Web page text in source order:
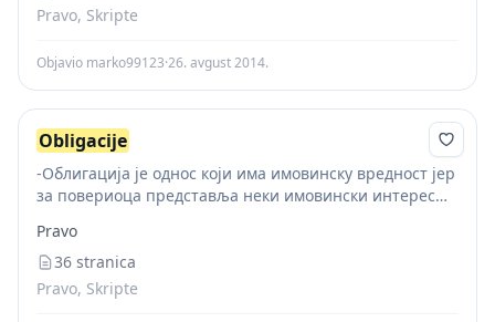
Pravo, Skripte
Objavio marko99123·26. avgust 2014.
Obligacije
-Облигација је однос који има имовинску вредност јер
за повериоца представља неки имовински интерес
којих се тај интерес не...
Pravo
36 stranica
Pravo, Skripte